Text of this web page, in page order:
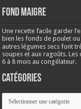
Fond maigre
Une recette facile garder
bien les fonds de poulet
autres légumes secs font
soupes et aux ragoûts.
6 à 8 mois au congélateur.
Catégories
Catégories